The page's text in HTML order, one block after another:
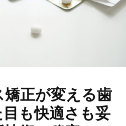
正が変える歯
も快適さも妥